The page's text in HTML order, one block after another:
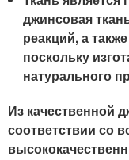
джинсовая
реакций, а
поскольку
натурального
Из качественной
соответствии со